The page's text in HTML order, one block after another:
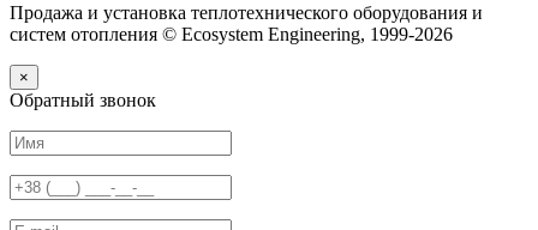
Продажа и установка теплотехнического оборудования и
систем отопления © Ecosystem Engineering, 1999-2026
×
Обратный звонок